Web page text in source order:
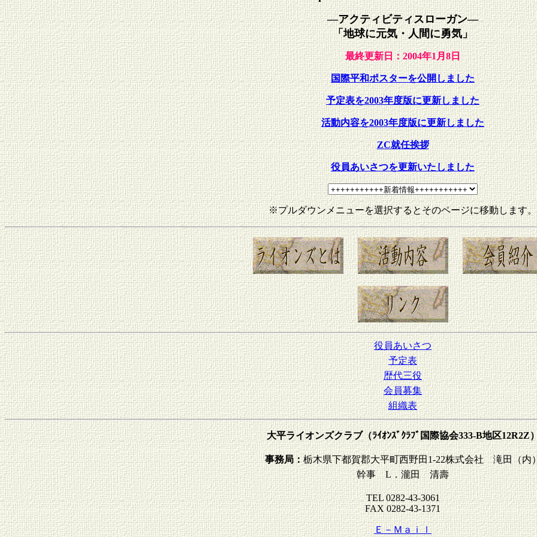
―アクティビティスローガン―
「地球に元気・人間に勇気」
最終更新日：2004年1月8日
国際平和ポスターを公開しました
予定表を2003年度版に更新しました
活動内容を2003年度版に更新しました
ZC就任挨拶
役員あいさつを更新いたしました
※プルダウンメニューを選択するとそのページに移動します。
役員あいさつ
予定表
歴代三役
会員募集
組織表
大平ライオンズクラブ（ﾗｲｵﾝｽﾞｸﾗﾌﾞ国際協会333-B地区12R2Z
事務局：栃木県下都賀郡大平町西野田1-22株式会社 滝田（内
幹事 L．瀧田 清壽
TEL 0282-43-3061
FAX 0282-43-1371
Ｅ－Ｍａｉｌ